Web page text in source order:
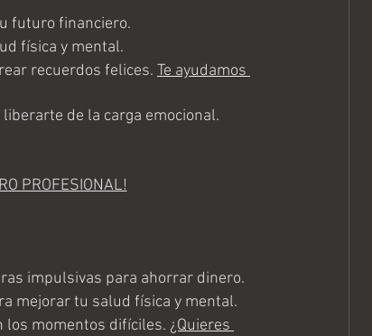
futuro financiero.
física y mental.
recuerdos felices. Te ayudamos
de la carga emocional.
PROFESIONAL!
impulsivas para ahorrar dinero.
mejorar tu salud física y mental.
los momentos difíciles. ¿Quieres